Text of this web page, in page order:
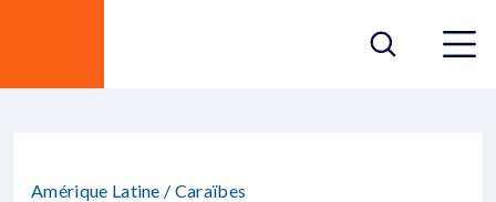
Amérique Latine / Caraïbes